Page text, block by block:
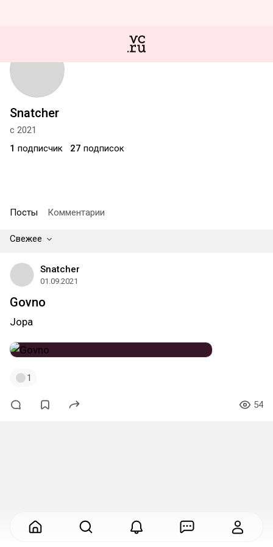
Snatcher
с 2021
1 подписчик 27 подписок
Посты Комментарии
Свежее
Snatcher
01.09.2021
Govno
Jopa
1
54